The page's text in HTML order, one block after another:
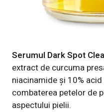
Serumul Dark Spot
extract de curcuma
niacinamide și 10%
combaterea petelor de
aspectului pielii.